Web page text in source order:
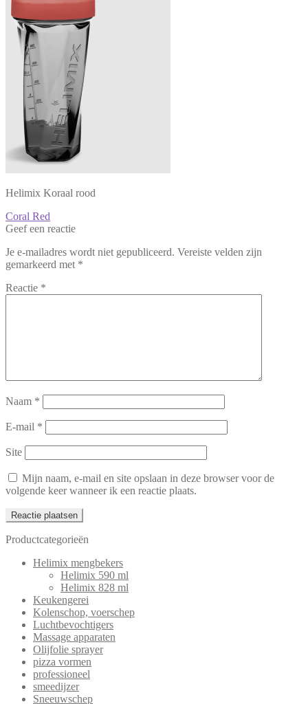
Helimix Koraal rood
Bericht
navigatie
Vorig
bericht:
Coral Red
Geef een reactie
Je e-mailadres wordt niet gepubliceerd. Vereiste velden zijn
gemarkeerd met *
Reactie *
Naam *
E-mail *
Site
Mijn naam, e-mail en site opslaan in deze browser voor de
volgende keer wanneer ik een reactie plaats.
Productcategorieën
Helimix mengbekers
Helimix 590 ml
Helimix 828 ml
Keukengerei
Kolenschop, voerschep
Luchtbevochtigers
Massage apparaten
Olijfolie sprayer
pizza vormen
professioneel
smeedijzer
Sneeuwschep